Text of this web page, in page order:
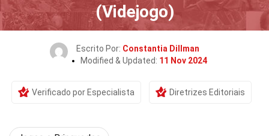
(Videjogo)
Escrito Por: Constantia Dillman
Modified & Updated: 11 Nov 2024
Verificado por Especialista Diretrizes Editoriais